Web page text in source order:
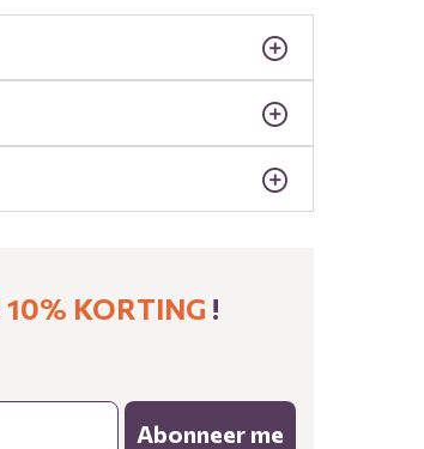
KORTING !
Abonneer me